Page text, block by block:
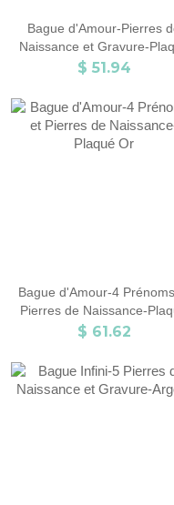
Bague d'Amour-Pierres
Naissance et Gravure-
Or
$ 51.94
Bague d'Amour-4
Pierres de Naissance-
Or
$ 61.62